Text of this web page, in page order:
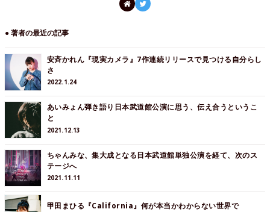
● 著者の最近の記事
安斉かれん『現実カメラ』7作連続リリースで見つける自分らし
さ
2022.1.24
あいみょん弾き語り日本武道館公演に思う、伝え合うというこ
と
2021.12.13
ちゃんみな、集大成となる日本武道館単独公演を経て、次のス
テージへ
2021.11.11
甲田まひる『California』何が本当かわからない世界で